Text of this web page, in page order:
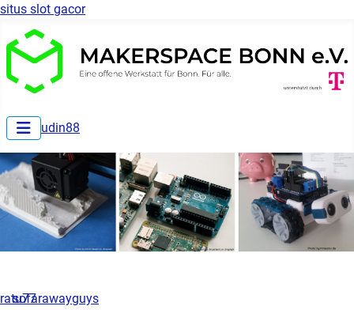
situs slot gacor
udin88
ratu77
sofarawayguys